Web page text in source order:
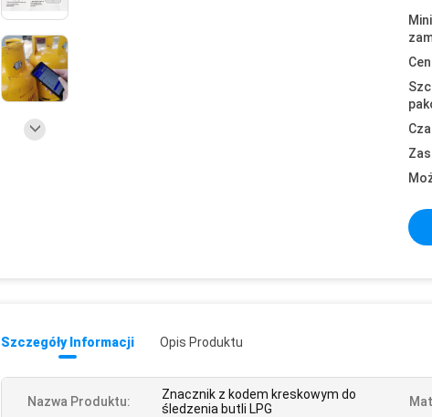
Szczegóły Informacji Opis Produktu
Nazwa Produktu:
Znacznik z kodem kreskowym do
śledzenia butli LPG